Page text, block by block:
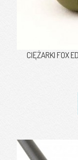
CIĘŻARKI FOX